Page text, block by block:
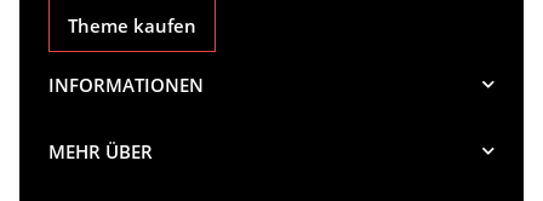
Theme kaufen
INFORMATIONEN
MEHR ÜBER